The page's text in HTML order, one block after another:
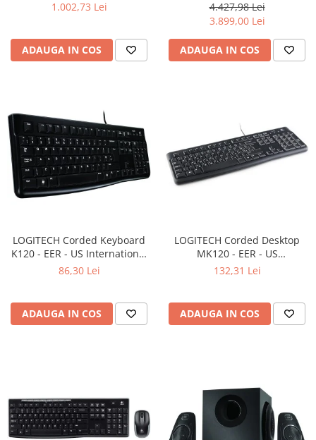
PC NUC
Microfoane & Casti Gaming
Mouse Gaming
Scaune Gaming
Tastaturi Gaming
Card Reader
Camere Web
Adaptoare
Casti
Componente PC
Placi de Baza
Business Security, 5 useri, 2
1.002,73 Lei
ADAUGA IN COS
4.427,98 Lei
3.899,00 Lei
ADAUGA IN COS
LOGITECH Corded Keyboard
K120 - EER - US International
layout
86,30 Lei
ADAUGA IN COS
LOGITECH Corded Desktop
MK120 - EER - US
International layout
132,31 Lei
ADAUGA IN COS